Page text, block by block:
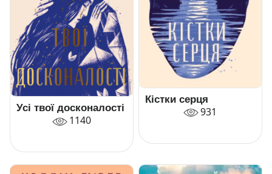
Усі твої досконалості
1140
Кістки серця
931